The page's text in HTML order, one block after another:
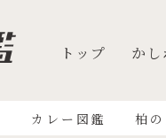
トップ かし
カレー図鑑 柏